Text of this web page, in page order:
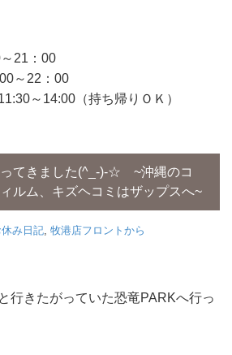
21：00
～22：00
～14:00（持ち帰りＯＫ）
てきました(^_-)-☆ ~沖縄のコ
ルム、キズヘコミはザップスへ~
休み日記 牧港店フロントから
行きたがっていた恐竜PARKへ行っ